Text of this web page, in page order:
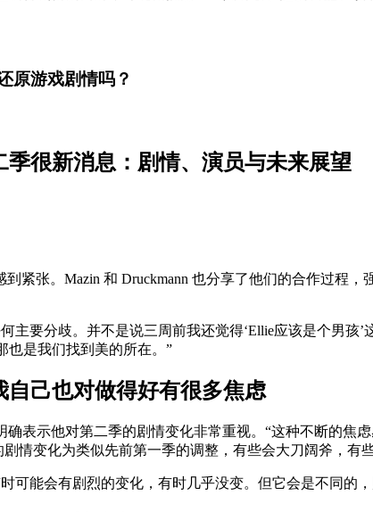
原游戏剧情吗？
季很新消息：剧情、演员与未来展望
紧张。Mazin 和 Druckmann 也分享了他们的合作过程
主要分歧。并不是说三周前我还觉得‘Ellie应该是个男孩
也是我们找到美的所在。”
己也对做得好有很多焦虑
确表示他对第二季的剧情变化非常重视。“这种不断的
情变化为类似先前第一季的调整，有些会大刀阔斧，有
可能会有剧烈的变化，有时几乎没变。但它会是不同的